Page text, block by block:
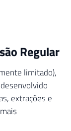
Regular
limitado),
extrações e